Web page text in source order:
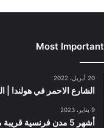
Most Important
20 أبريل، 2022
الشارع الاحمر في هولندا |
9 يناير، 2023
أشهر 5 مدن فرنسية قريبة من سويسرا 2023